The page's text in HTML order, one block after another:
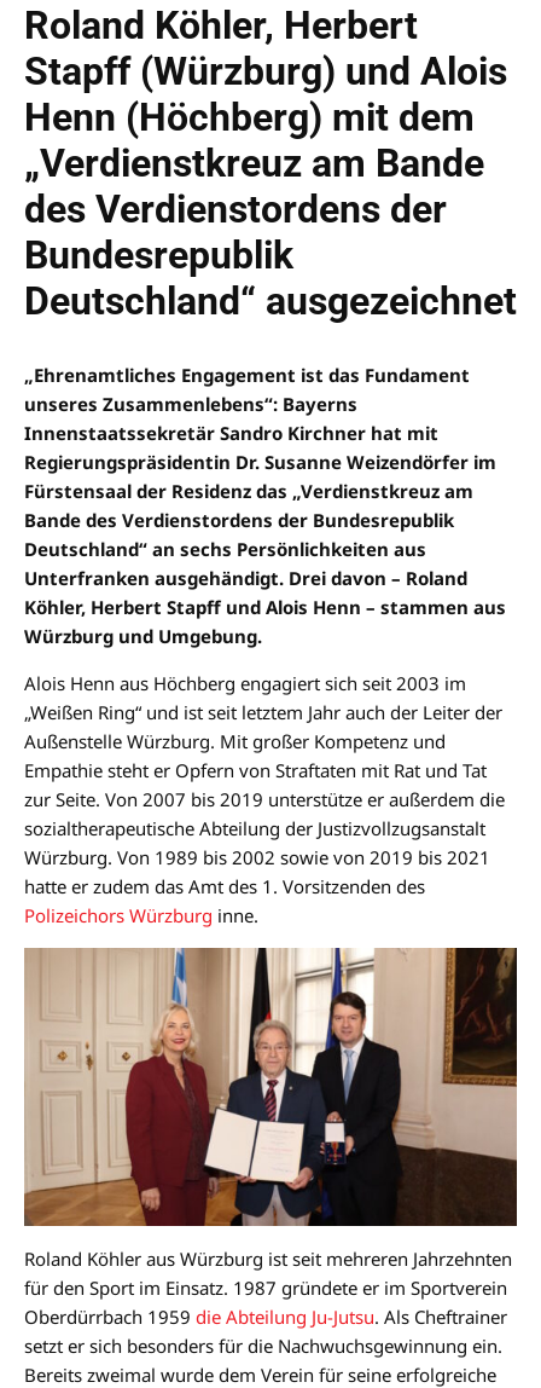
Roland Köhler, Herbert
Stapff (Würzburg) und Alois
Henn (Höchberg) mit dem
„Verdienstkreuz am Bande
des Verdienstordens der
Bundesrepublik
Deutschland“ ausgezeichnet
„Ehrenamtliches Engagement ist das Fundament
unseres Zusammenlebens“: Bayerns
Innenstaatssekretär Sandro Kirchner hat mit
Regierungspräsidentin Dr. Susanne Weizendörfer im
Fürstensaal der Residenz das „Verdienstkreuz am
Bande des Verdienstordens der Bundesrepublik
Deutschland“ an sechs Persönlichkeiten aus
Unterfranken ausgehändigt. Drei davon – Roland
Köhler, Herbert Stapff und Alois Henn – stammen aus
Würzburg und Umgebung.
Alois Henn aus Höchberg engagiert sich seit 2003 im
„Weißen Ring“ und ist seit letztem Jahr auch der Leiter der
Außenstelle Würzburg. Mit großer Kompetenz und
Empathie steht er Opfern von Straftaten mit Rat und Tat
zur Seite. Von 2007 bis 2019 unterstütze er außerdem die
sozialtherapeutische Abteilung der Justizvollzugsanstalt
Würzburg. Von 1989 bis 2002 sowie von 2019 bis 2021
hatte er zudem das Amt des 1. Vorsitzenden des
Polizeichors Würzburg inne.
Roland Köhler aus Würzburg ist seit mehreren Jahrzehnten
für den Sport im Einsatz. 1987 gründete er im Sportverein
Oberdürrbach 1959 die Abteilung Ju-Jutsu. Als Cheftrainer
setzt er sich besonders für die Nachwuchsgewinnung ein.
Bereits zweimal wurde dem Verein für seine erfolgreiche